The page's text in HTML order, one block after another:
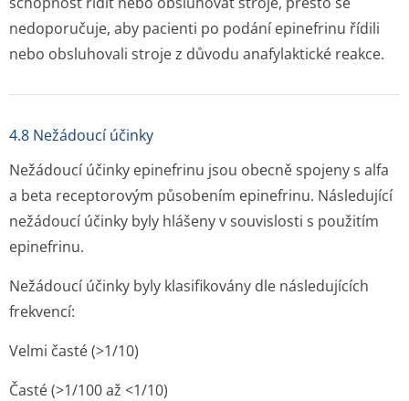
nedoporučuje, aby pacienti po podání epinefrinu řídili
nebo obsluhovali stroje z důvodu anafylaktické reakce.
4.8 Nežádoucí účinky
Nežádoucí účinky epinefrinu jsou obecně spojeny s alfa
a beta receptorovým působením epinefrinu. Následující
nežádoucí účinky byly hlášeny v souvislosti s použitím
epinefrinu.
Nežádoucí účinky byly klasifikovány dle následujících
frekvencí:
Velmi časté (>1/10)
Časté (>1/100 až <1/10)